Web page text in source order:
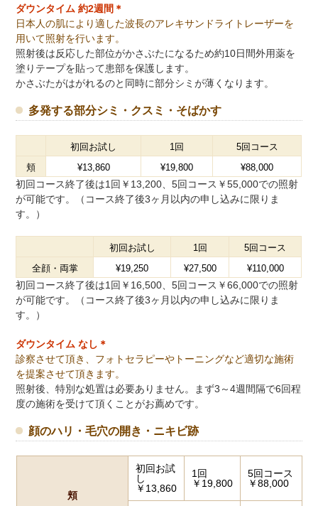
ダウンタイム 約2週間＊
日本人の肌により適した波長のアレキサンドライトレーザーを
用いて照射を行います。
照射後は反応した部位がかさぶたになるため約10日間外用薬を
塗りテープを貼って患部を保護します。
かさぶたがはがれるのと同時に部分シミが薄くなります。
多発する部分シミ・クスミ・そばかす
初回お試し 1回
5回コース
頬
¥13,860 ¥19,800 ¥88,000
初回コース終了後は1回￥13,200、5回コース￥55,000での照射
が可能です。（コース終了後3ヶ月以内の申し込みに限りま
す。）
初回お試し 1回
5回コース
全顔・両掌
¥19,250 ¥27,500 ¥110,000
初回コース終了後は1回￥16,500、5回コース￥66,000での照射
が可能です。（コース終了後3ヶ月以内の申し込みに限りま
す。）
ダウンタイム なし＊
診察させて頂き、フォトセラピーやトーニングなど適切な施術
を提案させて頂きます。
照射後、特別な処置は必要ありません。まず3～4週間隔で6回程
度の施術を受けて頂くことがお薦めです。
顔のハリ・毛穴の開き・ニキビ跡
頬
初回お試
し
￥13,860
1回
￥19,800
5回コース
￥88,000